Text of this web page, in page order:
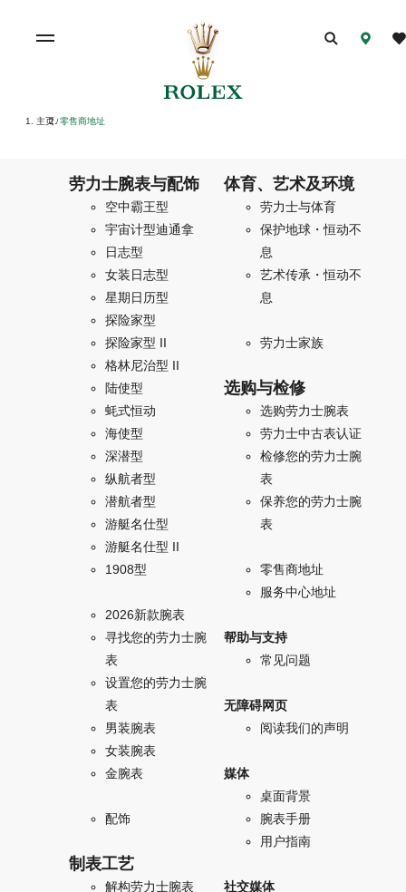
主页/ 零售商地址
劳力士腕表与配饰
空中霸王型
宇宙计型迪通拿
日志型
女装日志型
星期日历型
探险家型
探险家型 II
格林尼治型 II
陆使型
蚝式恒动
海使型
深潜型
纵航者型
潜航者型
游艇名仕型
游艇名仕型 II
1908型
2026新款腕表
寻找您的劳力士腕
表
设置您的劳力士腕
表
男装腕表
女装腕表
金腕表
配饰
制表工艺
解构劳力士腕表
体育、艺术及环境
劳力士与体育
保护地球・恒动不
息
艺术传承・恒动不
息
劳力士家族
选购与检修
选购劳力士腕表
劳力士中古表认证
检修您的劳力士腕
表
保养您的劳力士腕
表
零售商地址
服务中心地址
帮助与支持
常见问题
无障碍网页
阅读我们的声明
媒体
桌面背景
腕表手册
用户指南
社交媒体